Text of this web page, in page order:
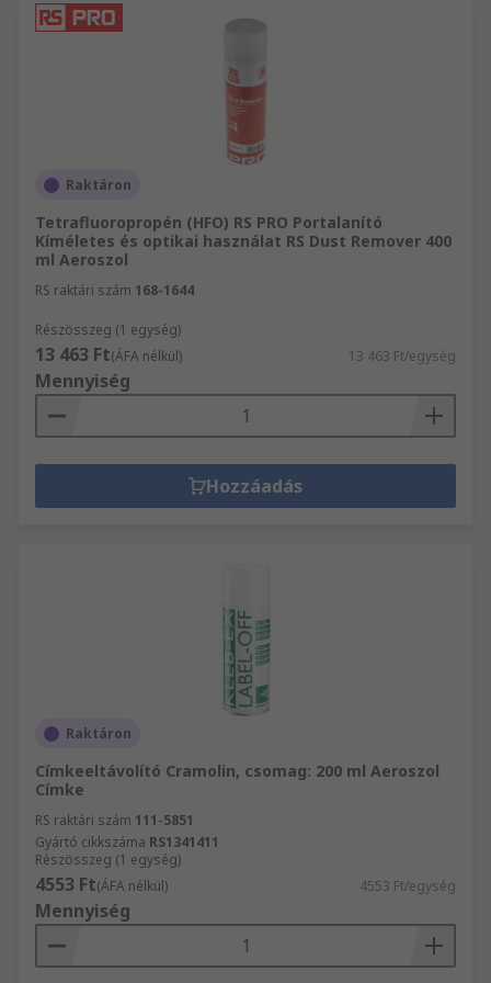
Raktáron
Tetrafluoropropén (HFO) RS PRO Portalanító
Kíméletes és optikai használat RS Dust Remover 400
ml Aeroszol
RS raktári szám 168-1644
Részösszeg (1 egység)
13 463 Ft(ÁFA nélkül) 13 463 Ft/egység
Mennyiség
Hozzáadás
Raktáron
Címkeeltávolító Cramolin, csomag: 200 ml Aeroszol
Címke
RS raktári szám 111-5851
Gyártó cikkszáma RS1341411
Részösszeg (1 egység)
4553 Ft(ÁFA nélkül) 4553 Ft/egység
Mennyiség